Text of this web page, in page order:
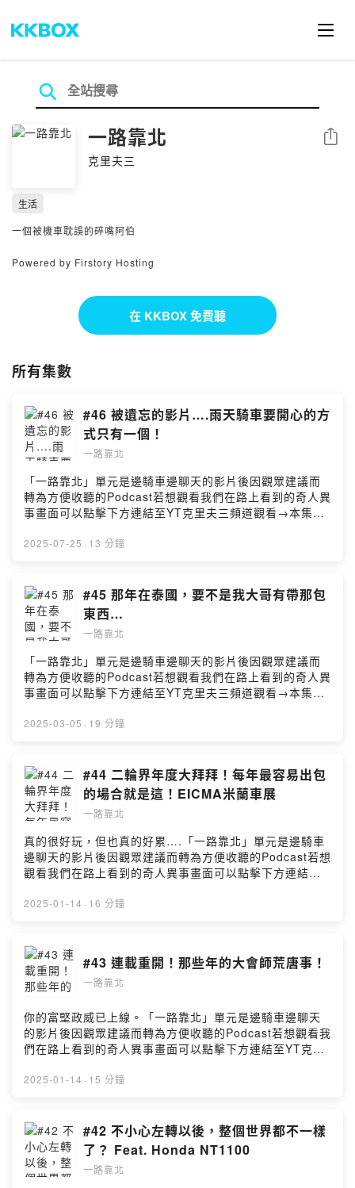
一路靠北
克里夫三
分享
生活
一個被機車耽誤的碎嘴阿伯
Powered by Firstory Hosting
在 KKBOX 免費聽
所有集數
#46 被遺忘的影片….雨天騎車要開心的方
式只有一個！
一路靠北
「一路靠北」單元是邊騎車邊聊天的影片後因觀眾建議而
轉為方便收聽的Podcast若想觀看我們在路上看到的奇人異
事畫面可以點擊下方連結至YT克里夫三頻道觀看→本集
追蹤及訂閱 ☀克里夫三 YouTube頻道莊政威 Cliff
Powered by Firstory Hosting
2025-07-25 · 13 分鐘
#45 那年在泰國，要不是我大哥有帶那包
東西…
一路靠北
「一路靠北」單元是邊騎車邊聊天的影片後因觀眾建議而
轉為方便收聽的Podcast若想觀看我們在路上看到的奇人異
事畫面可以點擊下方連結至YT克里夫三頻道觀看→本集
追蹤及訂閱 ☀克里夫三 YouTube頻道莊政威 Cliff
Powered by Firstory Hosting
2025-03-05 · 19 分鐘
#44 二輪界年度大拜拜！每年最容易出包
的場合就是這！EICMA米蘭車展
一路靠北
真的很好玩，但也真的好累….「一路靠北」單元是邊騎車
邊聊天的影片後因觀眾建議而轉為方便收聽的Podcast若想
觀看我們在路上看到的奇人異事畫面可以點擊下方連結至
歡迎到以下頻道及粉絲專頁追蹤及訂閱 ☀克里夫三
訊網 Facebook粉絲專頁Powered by Firstory Hosting
2025-01-14 · 16 分鐘
#43 連載重開！那些年的大會師荒唐事！
一路靠北
你的富堅政威已上線。「一路靠北」單元是邊騎車邊聊天
的影片後因觀眾建議而轉為方便收聽的Podcast若想觀看我
們在路上看到的奇人異事畫面可以點擊下方連結至YT克里
以下頻道及粉絲專頁追蹤及訂閱 ☀克里夫三 YouTube頻道
粉絲專頁Powered by Firstory Hosting
2025-01-14 · 15 分鐘
#42 不小心左轉以後，整個世界都不一樣
了？ Feat. Honda NT1100
一路靠北